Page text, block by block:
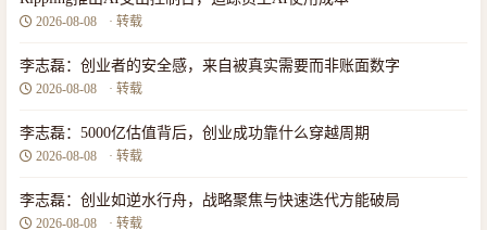
2026-08-08 · 转载
李志磊：创业者的安全感，来自被真实需要而非账面数字
2026-08-08 · 转载
李志磊：5000亿估值背后，创业成功靠什么穿越周期
2026-08-08 · 转载
李志磊：创业如逆水行舟，战略聚焦与快速迭代方能破局
2026-08-08 · 转载